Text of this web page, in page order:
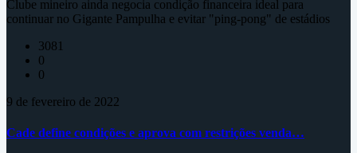
Clube mineiro ainda negocia condição financeira ideal para
continuar no Gigante Pampulha e evitar "ping-pong" de estádios
3081
0
0
9 de fevereiro de 2022
Cade define condições e aprova com restrições venda…